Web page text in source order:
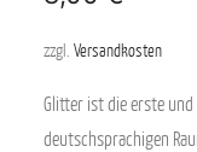
zzgl. Versandkosten
Glitter ist die erste
deutschsprachigen